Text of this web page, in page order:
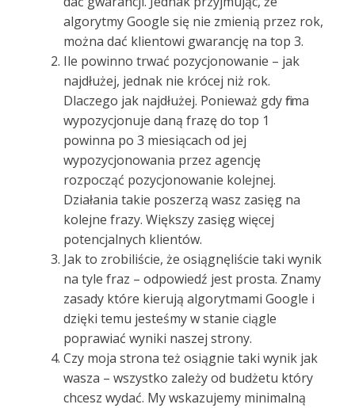
algorytmy Google się nie zmienią przez rok,
można dać klientowi gwarancję na top 3.
Ile powinno trwać pozycjonowanie – jak
najdłużej, jednak nie krócej niż rok.
Dlaczego jak najdłużej. Ponieważ gdy firma
wypozycjonuje daną frazę do top 1
powinna po 3 miesiącach od jej
wypozycjonowania przez agencję
rozpocząć pozycjonowanie kolejnej.
Działania takie poszerzą wasz zasięg na
kolejne frazy. Większy zasięg więcej
potencjalnych klientów.
Jak to zrobiliście, że osiągnęliście taki wynik
na tyle fraz – odpowiedź jest prosta. Znamy
zasady które kierują algorytmami Google i
dzięki temu jesteśmy w stanie ciągle
poprawiać wyniki naszej strony.
Czy moja strona też osiągnie taki wynik jak
wasza – wszystko zależy od budżetu który
chcesz wydać. My wskazujemy minimalną